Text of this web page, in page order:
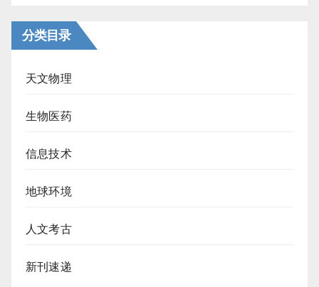
分类目录
天文物理
生物医药
信息技术
地球环境
人文考古
新刊速递